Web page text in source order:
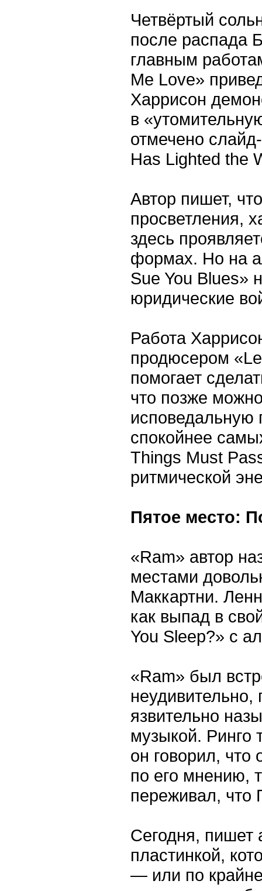
Четвёртый
после распада
главным
Me Love»
Харрисон
в
отмечено
Has Lighted the
Автор пишет,
просветления,
здесь
формах. Но на
Sue You Blues»
юридические
Работа
продюсером
помогает
что позже
исповедальную
спокойнее
Things Must
ритмической
Пятое место:
«Ram» автор
местами
Маккартни.
как выпад в
You Sleep?» с
«Ram» был
неудивительно,
язвительно
музыкой. Ринго
он говорил, что
по его мнению,
переживал, что
Сегодня, пишет
пластинкой,
— или по